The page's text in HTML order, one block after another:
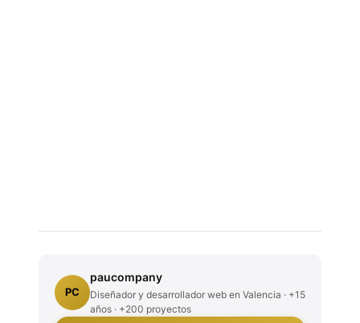
PC
paucompany
Diseñador y desarrollador web en Valencia · +15
años · +200 proyectos